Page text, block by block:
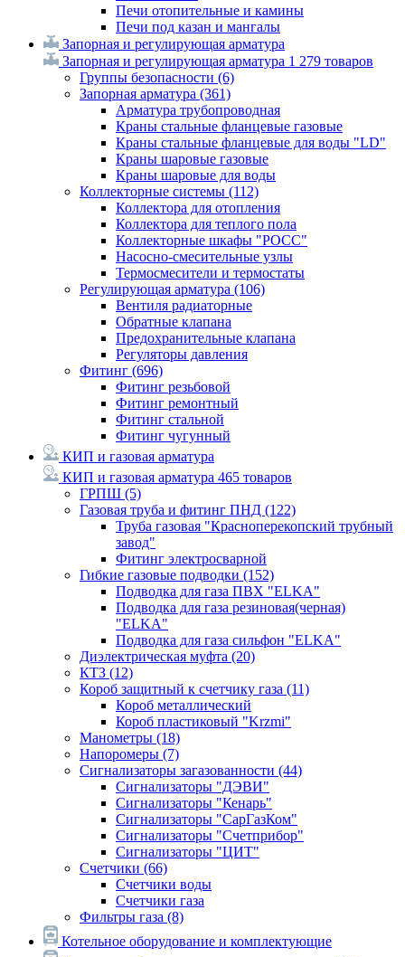
Печи отопительные и камины
Печи под казан и мангалы
Запорная и регулирующая арматура
Запорная и регулирующая арматура 1 279 товаров
Группы безопасности (6)
Запорная арматура (361)
Арматура трубопроводная
Краны стальные фланцевые газовые
Краны стальные фланцевые для воды "LD"
Краны шаровые газовые
Краны шаровые для воды
Коллекторные системы (112)
Коллектора для отопления
Коллектора для теплого пола
Коллекторные шкафы "РОСС"
Насосно-смесительные узлы
Термосмесители и термостаты
Регулирующая арматура (106)
Вентиля радиаторные
Обратные клапана
Предохранительные клапана
Регуляторы давления
Фитинг (696)
Фитинг резьбовой
Фитинг ремонтный
Фитинг стальной
Фитинг чугунный
КИП и газовая арматура
КИП и газовая арматура 465 товаров
ГРПШ (5)
Газовая труба и фитинг ПНД (122)
Труба газовая "Красноперекопский трубный
завод"
Фитинг электросварной
Гибкие газовые подводки (152)
Подводка для газа ПВХ "ELKA"
Подводка для газа резиновая(черная)
"ELKA"
Подводка для газа сильфон "ELKA"
Диэлектрическая муфта (20)
КТЗ (12)
Короб защитный к счетчику газа (11)
Короб металлический
Короб пластиковый "Krzmi"
Манометры (18)
Напоромеры (7)
Сигнализаторы загазованности (44)
Сигнализаторы "ДЭВИ"
Сигнализаторы "Кенарь"
Сигнализаторы "СарГазКом"
Сигнализаторы "Счетприбор"
Сигнализаторы "ЦИТ"
Счетчики (66)
Счетчики воды
Счетчики газа
Фильтры газа (8)
Котельное оборудование и комплектующие